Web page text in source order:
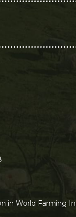
in World Farming